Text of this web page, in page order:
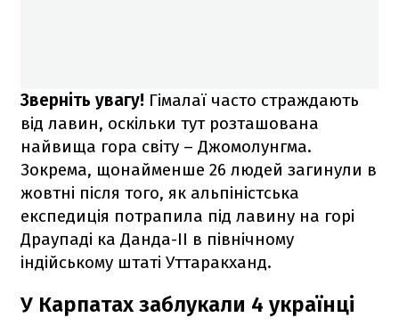
Зверніть увагу! Гімалаї часто страждають
від лавин, оскільки тут розташована
найвища гора світу – Джомолунгма.
Зокрема, щонайменше 26 людей загинули в
жовтні після того, як альпіністська
експедиція потрапила під лавину на горі
Драупаді ка Данда-II в північному
індійському штаті Уттаракханд.
У Карпатах заблукали 4 українці